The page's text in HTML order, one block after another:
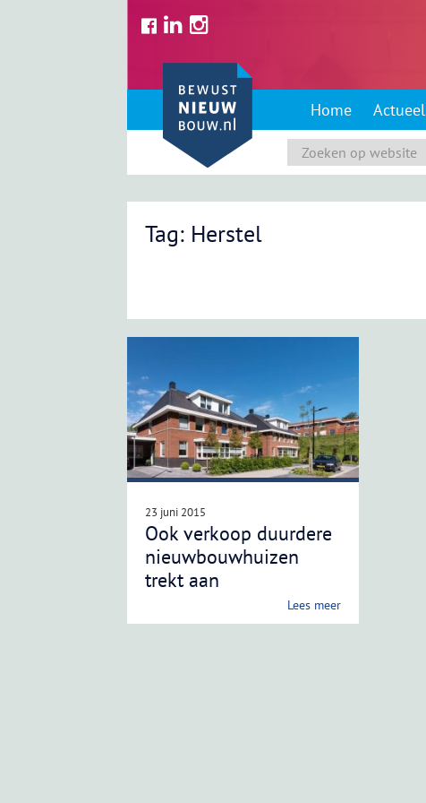
Home Actueel
Tag: Herstel
23 juni 2015
Ook verkoop duurdere
nieuwbouwhuizen
trekt aan
Lees meer